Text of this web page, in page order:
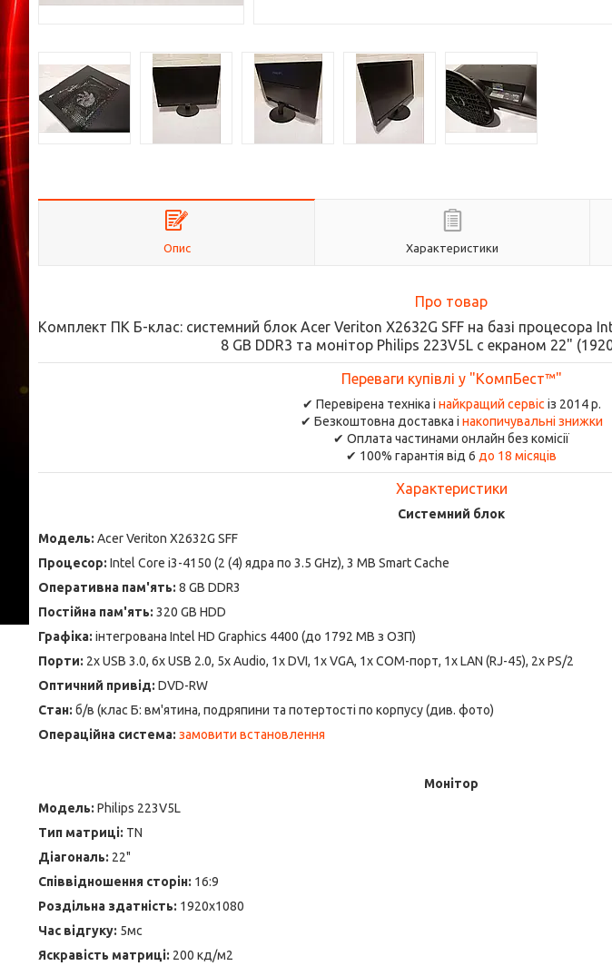
Опис Характеристики
Про товар
Комплект ПК Б-клас: системний блок Acer Veriton X2632G SFF на базі процесора
8 GB DDR3 та монітор Philips 223V5L с екраном 22"
Переваги купівлі у "КомпБест™"
✔ Перевірена техніка і найкращий сервіс із 2014 р.
✔ Безкоштовна доставка і накопичувальні знижки
✔ Оплата частинами онлайн без комісії
✔ 100% гарантія від 6 до 18 місяців
Характеристики
Системний блок
Модель: Acer Veriton X2632G SFF
Процесор: Intel Core i3-4150 (2 (4) ядра по 3.5 GHz), 3 MB Smart Cache
Оперативна пам'ять: 8 GB DDR3
Постійна пам'ять: 320 GB HDD
Графіка: інтегрована Intel HD Graphics 4400 (до 1792 MB з ОЗП)
Порти: 2x USB 3.0, 6x USB 2.0, 5x Audio, 1x DVI, 1x VGA, 1x COM-порт, 1x LAN (RJ-45), 2x PS/2
Оптичний привід: DVD-RW
Стан: б/в (клас Б: вм'ятина, подряпини та потертості по корпусу (див. фото)
Операційна система: замовити встановлення
Монітор
Модель: Philips 223V5L
Тип матриці: TN
Діагональ: 22"
Співвідношення сторін: 16:9
Роздільна здатність: 1920x1080
Час відгуку: 5мс
Яскравість матриці: 200 кд/м2